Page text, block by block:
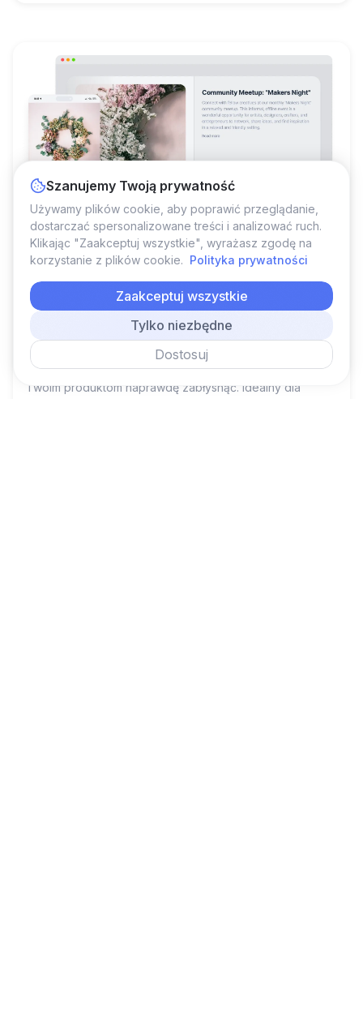
Community Meetup: "Makers Night"
Look:Nude
Wydarzenie (rezerwacja przez kalendarz)
Subtelna beżowa paleta dla miłośników
minimalistycznego stylu. Stonowana elegancja pozwala
Twoim produktom naprawdę zabłysnąć. Idealny dla
Szanujemy Twoją prywatność
Używamy plików cookie, aby poprawić przeglądanie,
dostarczać spersonalizowane treści i analizować ruch.
Klikając "Zaakceptuj wszystkie", wyrażasz zgodę na
korzystanie z plików cookie. Polityka prywatności
Zaakceptuj wszystkie
Tylko niezbędne
Dostosuj